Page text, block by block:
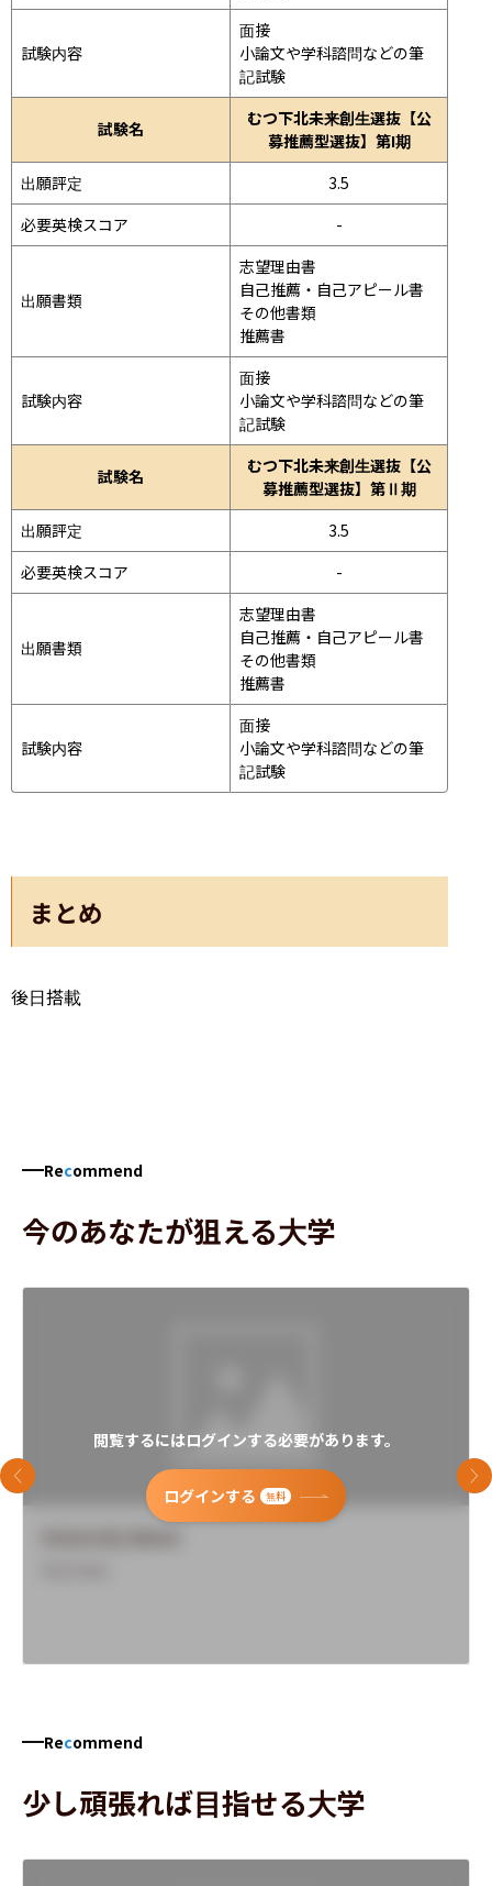
試験内容
面接
小論文や学科諮問などの筆
記試験
試験名
むつ下北未来創生選抜【公
募推薦型選抜】第I期
出願評定
3.5
必要英検スコア
-
出願書類
志望理由書
自己推薦・自己アピール書
その他書類
推薦書
試験内容
面接
小論文や学科諮問などの筆
記試験
試験名
むつ下北未来創生選抜【公
募推薦型選抜】第Ⅱ期
出願評定
3.5
必要英検スコア
-
出願書類
志望理由書
自己推薦・自己アピール書
その他書類
推薦書
試験内容
面接
小論文や学科諮問などの筆
記試験
まとめ
後日搭載
Recommend
今のあなたが狙える大学
閲覧するにはログインする必要があります。
ログインする 無料
前のスライド 次
Recommend
少し頑張れば目指せる大学